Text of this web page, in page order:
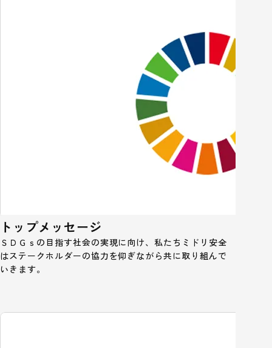
トップメッセージ
ＳＤＧｓの目指す社会の実現に向け、私たちミドリ安全
はステークホルダーの協力を仰ぎながら共に取り組んで
いきます。